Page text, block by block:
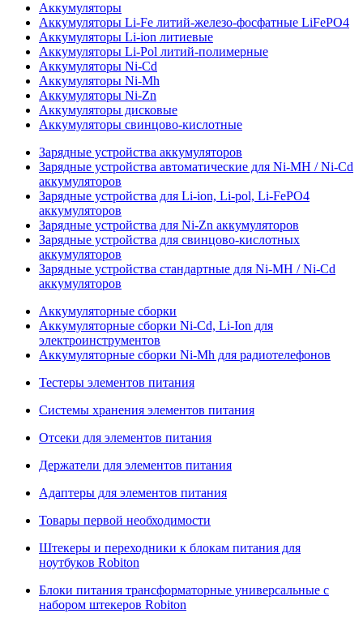
Аккумуляторы
Аккумуляторы Li-Fe литий-железо-фосфатные LiFePO4
Аккумуляторы Li-ion литиевые
Аккумуляторы Li-Pol литий-полимерные
Аккумуляторы Ni-Cd
Аккумуляторы Ni-Mh
Аккумуляторы Ni-Zn
Аккумуляторы дисковые
Аккумуляторы свинцово-кислотные
Зарядные устройства аккумуляторов
Зарядные устройства автоматические для Ni-MH / Ni-Cd
аккумуляторов
Зарядные устройства для Li-ion, Li-pol, Li-FePO4
аккумуляторов
Зарядные устройства для Ni-Zn аккумуляторов
Зарядные устройства для свинцово-кислотных
аккумуляторов
Зарядные устройства стандартные для Ni-MH / Ni-Cd
аккумуляторов
Аккумуляторные сборки
Аккумуляторные сборки Ni-Cd, Li-Ion для
электроинструментов
Аккумуляторные сборки Ni-Mh для радиотелефонов
Тестеры элементов питания
Системы хранения элементов питания
Отсеки для элементов питания
Держатели для элементов питания
Адаптеры для элементов питания
Товары первой необходимости
Штекеры и переходники к блокам питания для
ноутбуков Robiton
Блоки питания трансформаторные универсальные с
набором штекеров Robiton